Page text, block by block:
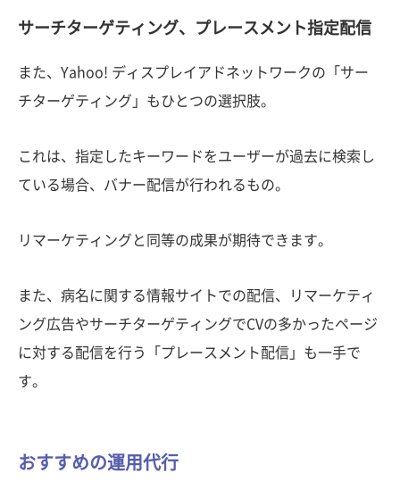
サーチターゲティング、プレースメント指定配信
また、Yahoo! ディスプレイアドネットワークの「サー
チターゲティング」もひとつの選択肢。
これは、指定したキーワードをユーザーが過去に検索し
ている場合、バナー配信が行われるもの。
リマーケティングと同等の成果が期待できます。
また、病名に関する情報サイトでの配信、リマーケティ
ング広告やサーチターゲティングでCVの多かったページ
に対する配信を行う「プレースメント配信」も一手で
す。
おすすめの運用代行